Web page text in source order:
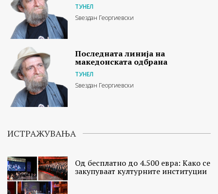
ТУНЕЛ
Ѕвездан Георгиевски
Последната линија на
македонската одбрана
ТУНЕЛ
Ѕвездан Георгиевски
ИСТРАЖУВАЊА
Од бесплатно до 4.500 евра: Како се
закупуваат културните институции